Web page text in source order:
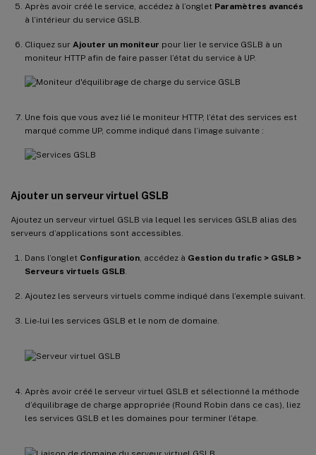
Après avoir créé le service, accédez à l’onglet Paramètres avancés
à l’intérieur du service GSLB.
Cliquez sur Ajouter un moniteur pour lier le service GSLB à un
moniteur HTTP afin de faire passer l’état du service à UP.
Une fois que vous avez lié le moniteur HTTP, l’état des services est
marqué comme UP, comme indiqué dans l’image suivante :
Ajouter un serveur virtuel GSLB
Ajoutez un serveur virtuel GSLB via lequel les services GSLB alias des
serveurs d’applications sont accessibles.
Dans l’onglet Configuration , accédez à Gestion du trafic > GSLB >
Serveurs virtuels GSLB
Ajoutez les serveurs virtuels comme indiqué dans l’exemple suivant.
Lie-lui les services GSLB et le nom de domaine.
Après avoir créé le serveur virtuel GSLB et sélectionné la méthode
d’équilibrage de charge appropriée (Round Robin dans ce cas), liez
les services GSLB et les domaines pour terminer l’étape.